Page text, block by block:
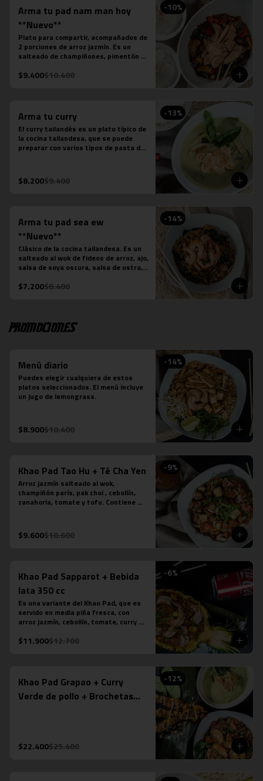
-10%
Arma tu pad nam man hoy
**Nuevo**
Plato para compartir, acompañados de
2 porciones de arroz jazmín. Es un
salteado de champiñones, pimentón
verde, salsa de soya, salsa de ostra,
$9.400$10.400
-13%
Arma tu curry
El curry tailandés es un plato típico de
la cocina tailandesa, que se puede
preparar con varios tipos de pasta de
plato levemente picante.
Estos son los ingredientes que
-Massaman: Papas, tamarindo y maní
-Panang: Maní y pimentón rojo
-Rojo: Cebolla morada, albahaca
fresca, jugo de piña y tomate
-Verde: Berenjenas, cebolla morada y
albahaca fresca
$8.200$9.400
-14%
Arma tu pad sea ew
**Nuevo**
Clásico de la cocina tailandesa. Es un
salteado al wok de fideos de arroz, ajo,
salsa de soya oscura, salsa de ostra,
elijas. Plato preparado sobre la base
$7.200$8.400
Promociones
-14%
Menú diario
Puedes elegir cualquiera de estos
platos seleccionados. El menú incluye
un jugo de lemongrass.
$8.900$10.400
-9%
Khao Pad Tao Hu + Té Cha Yen
Arroz jazmín salteado al wok,
champiñón parís, pak choi , cebollín,
zanahoria, tomate y tofu. Contiene
tailandés.
$9.600$10.600
-6%
Khao Pad Sapparot + Bebida
lata 350 cc
Es una variante del Khao Pad, que es
servido en media piña fresca, con
arroz jazmín, cebollín, tomate, curry
levemente picante. Más bebida en lata
$11.900$12.700
-12%
Khao Pad Grapao + Curry
Verde de pollo + Brochetas
$22.400$25.400